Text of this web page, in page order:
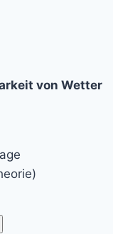
von Wetter